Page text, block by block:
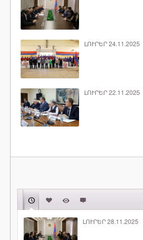
ԼՈՒՐԵՐ 24.11.2025
ԼՈՒՐԵՐ 22.11.2025
ԼՈՒՐԵՐ 28.11.2025